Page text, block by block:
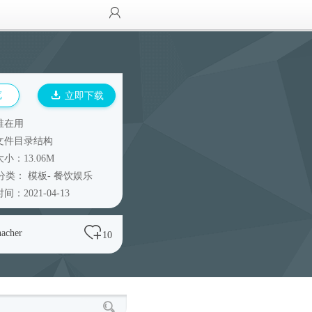
立即下载
在用
件目录结构
小：13.06M
类： 模板- 餐饮娱乐
间：2021-04-13
10